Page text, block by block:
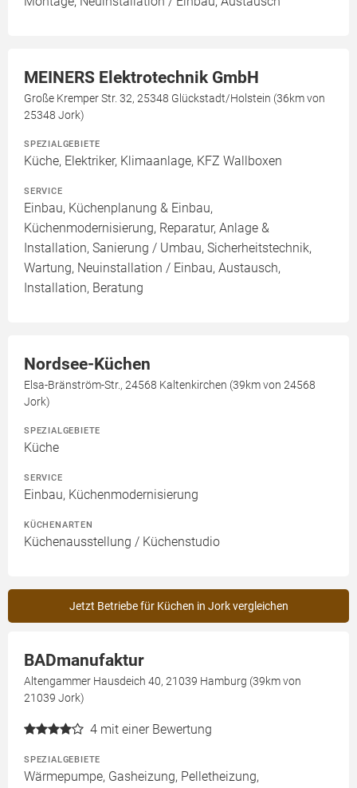
MEINERS Elektrotechnik GmbH
Große Kremper Str. 32, 25348 Glückstadt/Holstein (36km von
25348 Jork)
SPEZIALGEBIETE
Küche, Elektriker, Klimaanlage, KFZ Wallboxen
SERVICE
Einbau, Küchenplanung & Einbau,
Küchenmodernisierung, Reparatur, Anlage &
Installation, Sanierung / Umbau, Sicherheitstechnik,
Wartung, Neuinstallation / Einbau, Austausch,
Installation, Beratung
Nordsee-Küchen
Elsa-Bränström-Str., 24568 Kaltenkirchen (39km von 24568
Jork)
SPEZIALGEBIETE
Küche
SERVICE
Einbau, Küchenmodernisierung
KÜCHENARTEN
Küchenausstellung / Küchenstudio
Jetzt Betriebe für Küchen in Jork vergleichen
BADmanufaktur
Altengammer Hausdeich 40, 21039 Hamburg (39km von
21039 Jork)
4 mit einer Bewertung
SPEZIALGEBIETE
Wärmepumpe, Gasheizung, Pelletheizung,